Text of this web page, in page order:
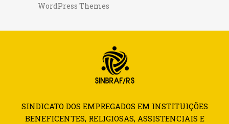
WordPress Themes
SINDICATO DOS EMPREGADOS EM INSTITUIÇÕES
BENEFICENTES, RELIGIOSAS, ASSISTENCIAIS E